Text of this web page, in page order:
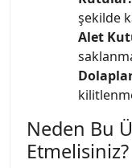
şekilde
Alet
Neden Bu
Etmelisiniz?